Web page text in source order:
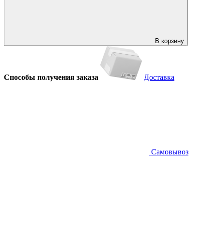
В корзину
Способы получения заказа Доставка
Самовывоз